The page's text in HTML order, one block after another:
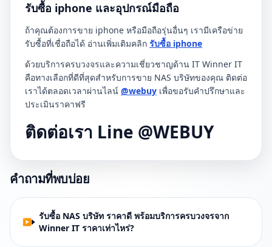
รับซื้อ iphone และอุปกรณ์มือถือ
ถ้าคุณต้องการขาย iphone หรือมือถือรุ่นอื่นๆ เรามีเครือข่าย
รับซื้อที่เชื่อถือได้ อ่านเพิ่มเติมคลิก รับซื้อ iphone
ด้วยบริการครบวงจรและความเชี่ยวชาญด้าน IT Winner IT
คือทางเลือกที่ดีที่สุดสำหรับการขาย NAS บริษัทของคุณ ติดต่อ
เราได้ตลอดเวลาผ่านไลน์ @webuy เพื่อขอรับคำปรึกษาและ
ประเมินราคาฟรี
ติดต่อเรา Line @WEBUY
คำถามที่พบบ่อย
รับซื้อ NAS บริษัท ราคาดี พร้อมบริการครบวงจรจาก
Winner IT ราคาเท่าไหร่?